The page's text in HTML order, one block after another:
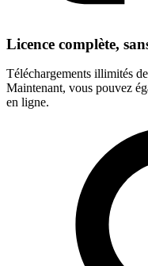
Licence complète,
Téléchargements illimités
Maintenant, vous pouvez
en ligne.